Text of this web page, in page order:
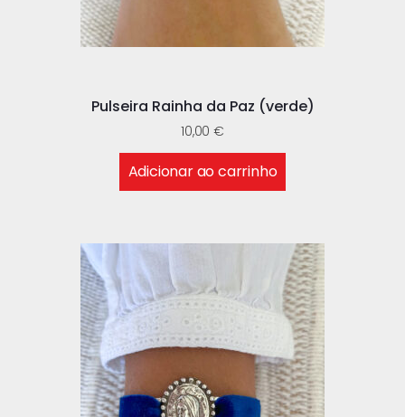
Pulseira Rainha da Paz (verde)
10,00 €
Adicionar ao carrinho